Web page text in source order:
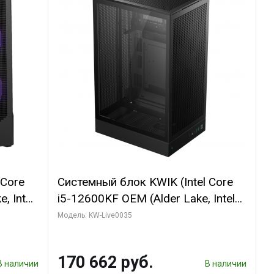
Intel
наличии
Системный блок KWIK (Intel Core
i5-12600KF OEM (Alder Lake, Intel
7, C10 4EC/6PC// 64 ГБ ОЗУ/ Ninja
SSD)
Модель: KW-Live0035
170 662 руб. В наличии